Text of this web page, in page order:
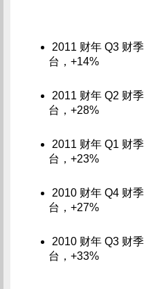
2011 财年 Q3 财
台，+14%
2011 财年 Q2 财
台，+28%
2011 财年 Q1 财
台，+23%
2010 财年 Q4 财
台，+27%
2010 财年 Q3 财
台，+33%